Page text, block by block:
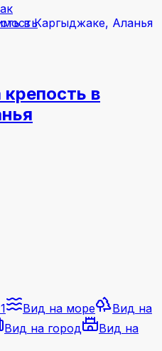
в
Вид на море
Вид на
Вид на город
Вид на